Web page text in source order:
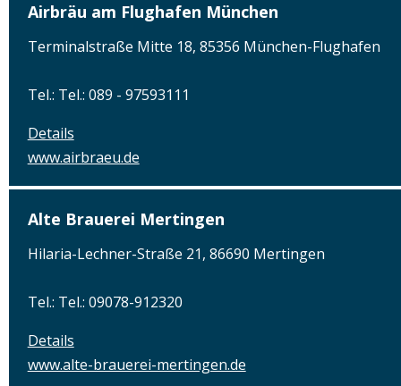
Airbräu am Flughafen München
Terminalstraße Mitte 18, 85356 München-Flughafen
Tel.: Tel.: 089 - 97593111
Details
www.airbraeu.de
Alte Brauerei Mertingen
Hilaria-Lechner-Straße 21, 86690 Mertingen
Tel.: Tel.: 09078-912320
Details
www.alte-brauerei-mertingen.de